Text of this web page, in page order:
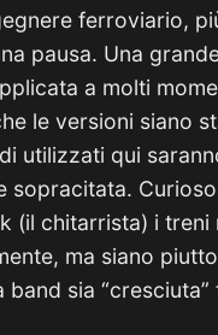
ferroviario,
pausa. Una
a molti
le versioni siano
utilizzati qui
sopracitata.
(il chitarrista) i treni
ma siano
band sia “cresciuta”